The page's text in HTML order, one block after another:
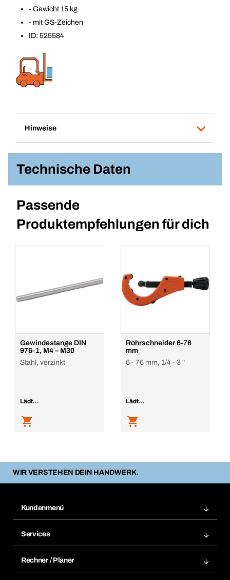
- Gewicht 15 kg
- mit GS-Zeichen
ID: 525584
Hinweise
Technische Daten
Passende
Produktempfehlungen für dich
Gewindestange DIN
976-1, M4 – M30
Stahl, verzinkt
Lädt...
Rohrschneider 6-76
mm
6 - 76 mm, 1/4 - 3 "
Lädt...
WIR VERSTEHEN DEIN HANDWERK.
Kundenmenü
Rechnungen
Daueraufträge
Services
Rechner / Planer